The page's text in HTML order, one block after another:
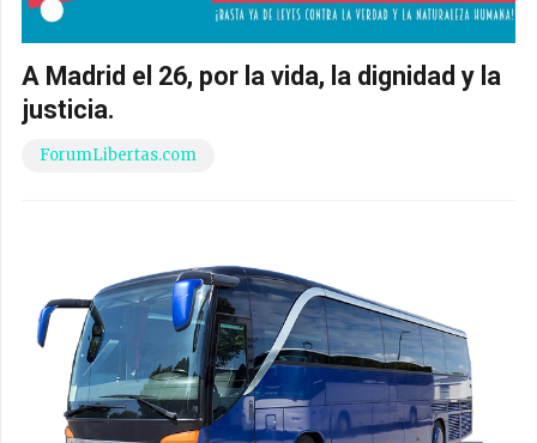
A Madrid el 26, por la vida, la dignidad y la
justicia.
ForumLibertas.com